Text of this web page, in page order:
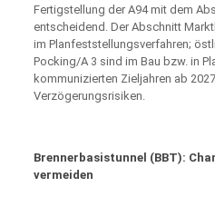
Fertigstellung der A94 mit dem
entscheidend. Der Abschnitt
im Planfeststellungsverfahren;
Pocking/A 3 sind im Bau bzw. in
kommunizierten Zieljahren ab
Verzögerungsrisiken.
Brennerbasistunnel (BBT):
vermeiden